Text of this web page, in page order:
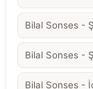
Bilal Sonses -
Bilal Sonses -
Bilal Sonses -